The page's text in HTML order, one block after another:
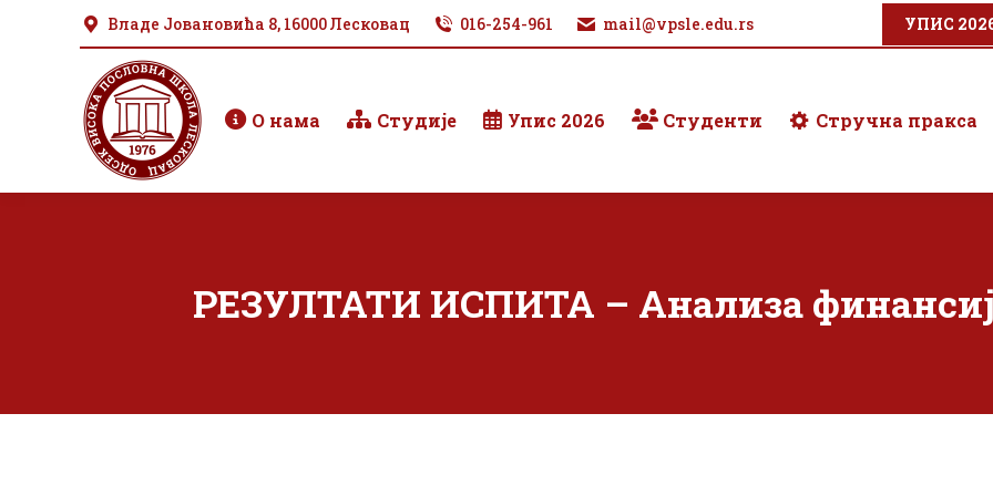
Владе Јовановића 8, 16000 Лесковац 016-254-961 mail@vpsle.edu.rs УПИС
О нама Студије Упис 2026 Студенти Стручна пракса
РЕЗУЛТАТИ ИСПИТА – Анализа